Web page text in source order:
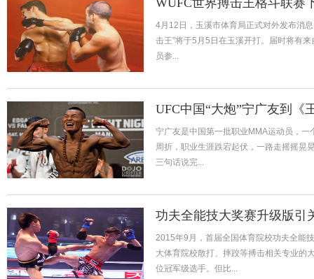
WUFC世界搏击王格斗联赛
4月12日，玉溪市体育局正式对外发布消
击王”将于5月5日在玉溪开打。届时将有
员参...
UFC中国“大炮”宁广友到《
宁广友是中国第一批职业MMA运动员，
周折，职业生涯跌宕起伏，一路走摇摇
三句话说完...
功夫全能技大奖赛升级版引
2015年9月，首届全国体育院校功夫全能
大体育院校散打、摔跤等搏击相关专业的
位冠军级选手。但比...